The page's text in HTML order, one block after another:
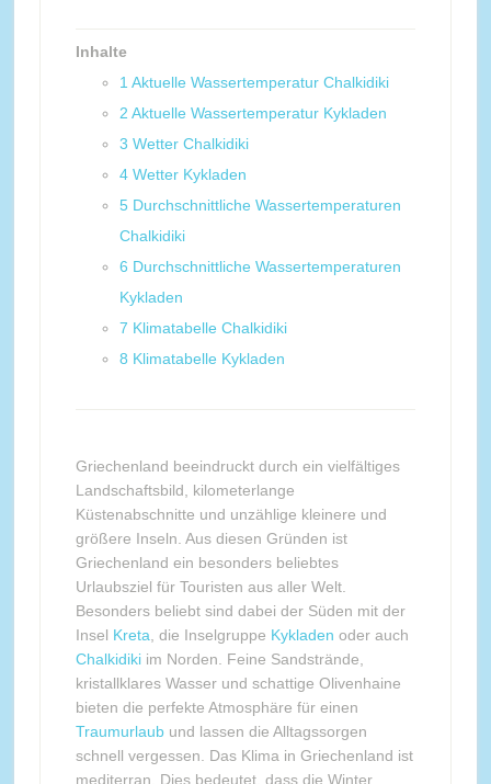
Inhalte
1 Aktuelle Wassertemperatur Chalkidiki
2 Aktuelle Wassertemperatur Kykladen
3 Wetter Chalkidiki
4 Wetter Kykladen
5 Durchschnittliche Wassertemperaturen
Chalkidiki
6 Durchschnittliche Wassertemperaturen
Kykladen
7 Klimatabelle Chalkidiki
8 Klimatabelle Kykladen
Griechenland beeindruckt durch ein vielfältiges
Landschaftsbild, kilometerlange
Küstenabschnitte und unzählige kleinere und
größere Inseln. Aus diesen Gründen ist
Griechenland ein besonders beliebtes
Urlaubsziel für Touristen aus aller Welt.
Besonders beliebt sind dabei der Süden mit der
Insel Kreta , die Inselgruppe Kykladen oder auch
Chalkidikiim Norden. Feine Sandstrände,
kristallklares Wasser und schattige Olivenhaine
bieten die perfekte Atmosphäre für einen
Traumurlaubund lassen die Alltagssorgen
schnell vergessen. Das Klima in Griechenland ist
mediterran. Dies bedeutet, dass die Winter